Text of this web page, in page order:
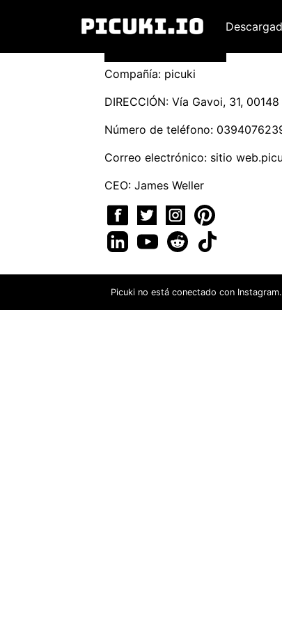
Compañía: picuki
DIRECCIÓN: Vía Gavoi, 31,
Número de teléfono:
Correo electrónico: sitio
CEO: James Weller
Picuki no está conectado con